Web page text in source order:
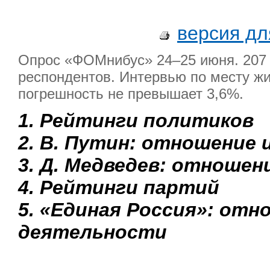
версия
Опрос «ФОМнибус» 24–25 июня. 207
респондентов. Интервью по месту
погрешность не превышает 3,6%.
1. Рейтинги политиков
2. В. Путин: отношение
3. Д. Медведев:
4. Рейтинги партий
5. «Единая Россия»:
деятельности